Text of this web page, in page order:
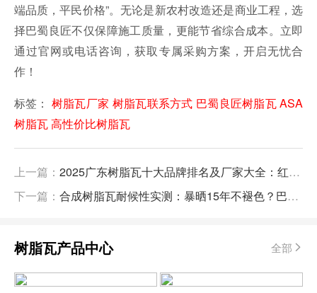
端品质，平民价格”。无论是新农村改造还是商业工程，选
择巴蜀良匠不仅保障施工质量，更能节省综合成本。立即
通过官网或电话咨询，获取专属采购方案，开启无忧合
作！
标签： 树脂瓦厂家 树脂瓦联系方式 巴蜀良匠树脂瓦ASA
树脂瓦高性价比树脂瓦
上一篇： 2025广东树脂瓦十大品牌排名及厂家大全：红波、固美惠等口碑品牌深度测评
下一篇： 合成树脂瓦耐候性实测：暴晒15年不褪色？巴蜀良匠用数据颠覆认知​
树脂瓦产品中心 全部